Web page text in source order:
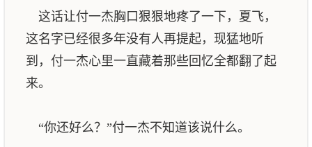
这话让付一杰胸口狠狠地疼了一下，夏飞，
这名字已经很多年没有人再提起，现猛地听
到，付一杰心里一直藏着那些回忆全都翻了起
来。
“你还好么？”付一杰不知道该说什么。